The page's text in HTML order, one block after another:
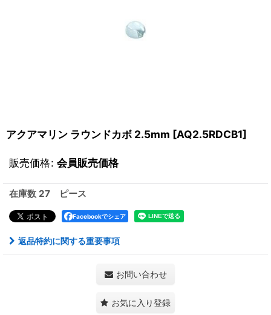
アクアマリン ラウンドカボ 2.5mm [AQ2.5RDCB1]
販売価格: 会員販売価格
在庫数 27 ピース
Facebookでシェア
返品特約に関する重要事項
お問い合わせ
お気に入り登録